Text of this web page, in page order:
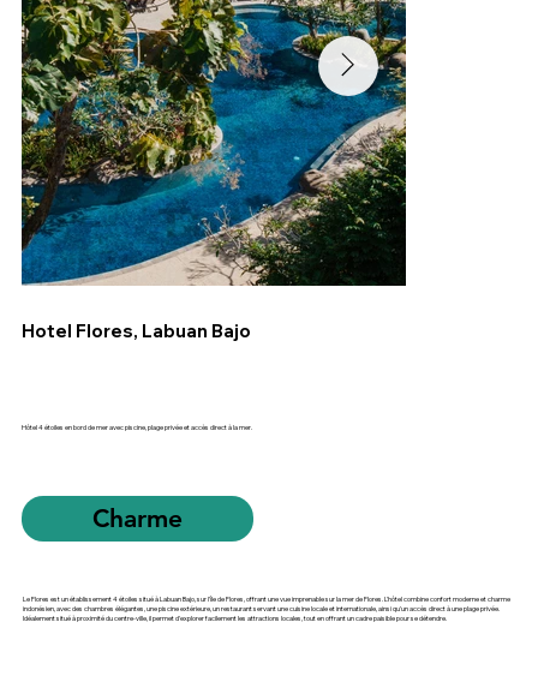
Hotel Flores, Labuan Bajo
Hôtel 4 étoiles en bord de mer avec piscine, plage privée et accès direct à la mer.
Charme
Le Flores est un établissement 4 étoiles situé à Labuan Bajo, sur l'île de Flores, offrant une vue imprenable sur la mer de Flores. L'hôtel combine confort moderne et charme
indonésien, avec des chambres élégantes, une piscine extérieure, un restaurant servant une cuisine locale et internationale, ainsi qu'un accès direct à une plage privée.
Idéalement situé à proximité du centre-ville, il permet d'explorer facilement les attractions locales, tout en offrant un cadre paisible pour se détendre.